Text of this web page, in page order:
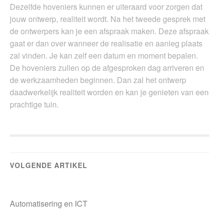
Dezelfde hoveniers kunnen er uiteraard voor zorgen dat
jouw ontwerp, realiteit wordt. Na het tweede gesprek met
de ontwerpers kan je een afspraak maken. Deze afspraak
gaat er dan over wanneer de realisatie en aanleg plaats
zal vinden. Je kan zelf een datum en moment bepalen.
De hoveniers zullen op de afgesproken dag arriveren en
de werkzaamheden beginnen. Dan zal het ontwerp
daadwerkelijk realiteit worden en kan je genieten van een
prachtige tuin.
VOLGENDE ARTIKEL
Automatisering en ICT